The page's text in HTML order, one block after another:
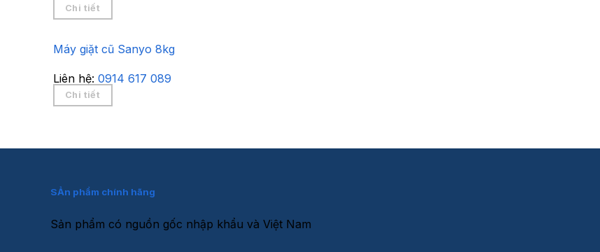
Chi tiết
Máy giặt cũ Sanyo 8kg
Liên hệ: 0914 617 089
Chi tiết
SẢn phẩm chính hãng
Sản phẩm có nguồn gốc nhập khẩu và Việt Nam